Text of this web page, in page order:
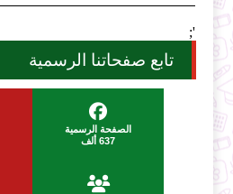
';
تابع صفحاتنا الرسمية
الصفحة الرسمية
637 ألف